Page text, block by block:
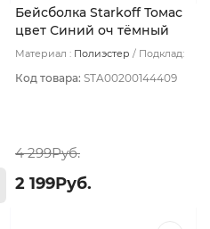
Бейсболка Starkoff Томас
цвет Синий оч тёмный
размер 61
Материал : Полиэстер
Подклад:
Код товара: STA00200144409
4 299Руб.
2 199Руб.